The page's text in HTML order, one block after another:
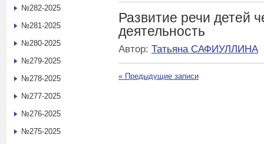
Развитие речи детей
деятельность
Автор: Татьяна САФИУЛЛИНА
« Предыдущие записи
№282-2025
№281-2025
№280-2025
№279-2025
№278-2025
№277-2025
№276-2025
№275-2025